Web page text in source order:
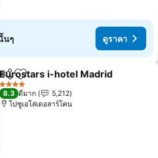
นๆ ดูราคา
แชร์ เพิ่มในรายการโปรด
Eurostars i-hotel Madrid
4 ดาว
8.3 ดีมาก
5,212
โปซูเอโล่เดอลาร์โคน